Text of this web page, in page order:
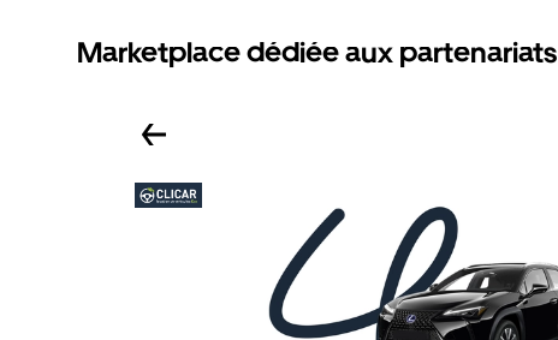
Marketplace dédiée aux partenariats